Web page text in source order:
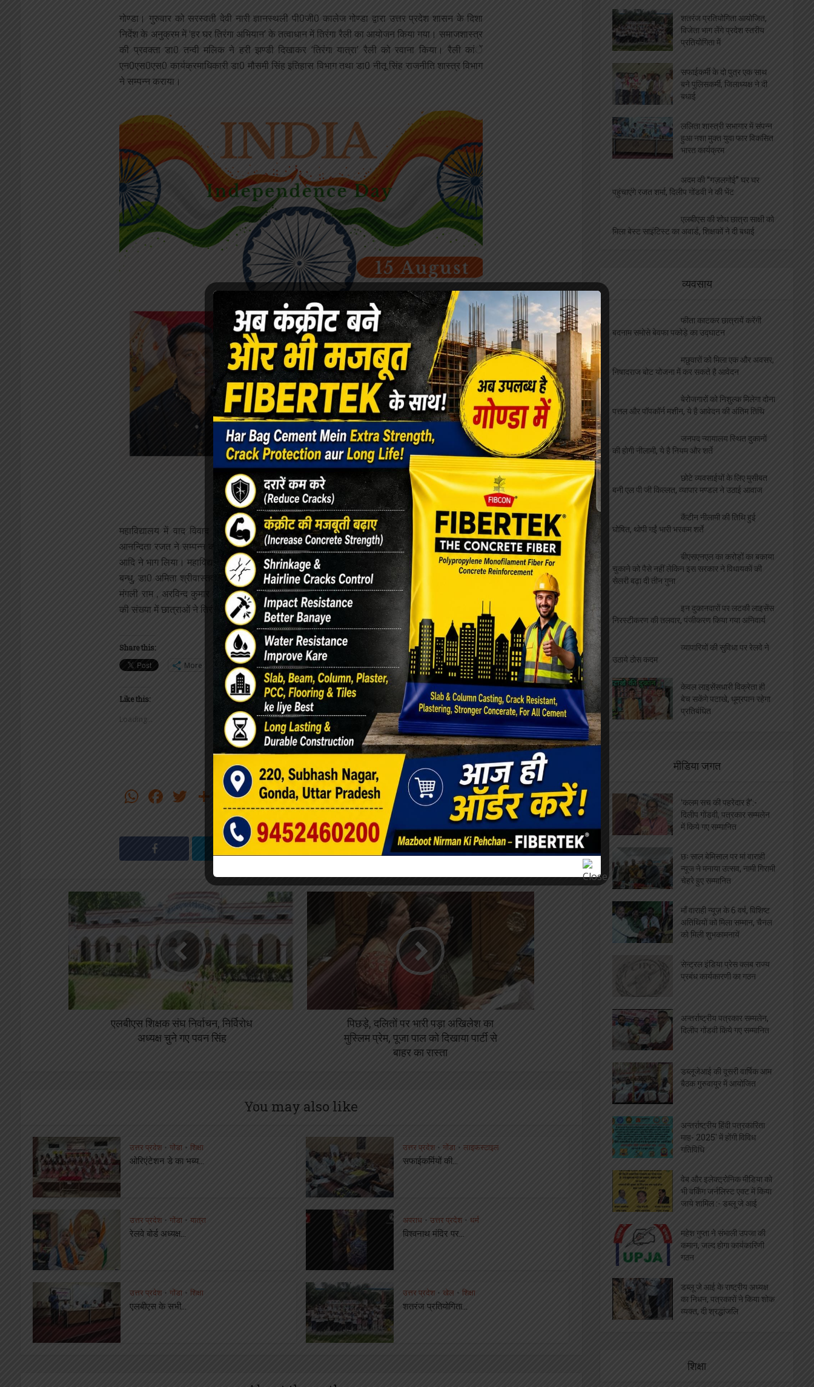
गोण्डा। गुरुवार को सरस्वती देवी नारी ज्ञानस्थली पी0जी0 कालेज गोण्डा द्वारा उत्तर प्रदेश शासन के दिशा
निर्देश के अनुक्रम में ‘हर घर तिरंगा अभियान’ के तत्वाधान में तिरंगा रैली का आयोजन किया गया। समाजशास्त्र
की प्रवक्ता डा0 तन्वी मलिक ने हरी झण्डी दिखाकर ‘तिरंगा यात्रा’ रैली को रवाना किया। रैली कांें
एन0एस0एस0 कार्यक्रमाधिकारी डा0 मौसमी सिंह इतिहास विभाग तथा डा0 नीतू सिंह राजनीति शास्त्र विभाग
ने सम्पन्न कराया।
महाविद्यालय में वाद विवाद प्रतियोगतिा का आयोजन किया गया जिसे महाविद्यालय की व्यवस्थापिका डा0
आनन्दिता रजत ने सम्पन्न कराया जिसमें खुशी अग्रवाल, उमरा, शिवानी पाण्डेय, काजल मिश्रा, पूर्णिमा शुक्ला
आदि ने भाग लिया। महाविद्यालय की प्राचार्या डा0 आरती श्रीवास्तव, डा0 नीलम छाबड़ा, चीफ प्राक्टर रंजना
बन्धु, डा0 अमिता श्रीवास्तव, डा0 विमला, अर्जुन कुमार चौबे, सुबेन्दु वर्मा, सुनीता मिश्रा, हिमांशी शुक्ला, नेहा,
मंगली राम , अरविन्द कुमार पाठक, मनोज सोनी, दिनेश कुमार मिश्रा, संतोष, दिनेश श्रीवास्तव सहित सैकड़ों
की संख्या में छात्राओं ने तिरंगा यात्रा में प्रतिभाग किया।
Share this:
More
Like this:
Loading...
WhatsApp
Facebook
Twitter
Share
एलबीएस शिक्षक संघ निर्वाचन, निर्विरोध
अध्यक्ष चुने गए पवन सिंह
पिछड़े, दलितों पर भारी पड़ा अखिलेश का
मुस्लिम प्रेम, पूजा पाल को दिखाया पार्टी से
बाहर का रास्ता
You may also like
उत्तर प्रदेश • गोंडा • शिक्षा
ओरिएंटेशन डे का भब्य...
उत्तर प्रदेश • गोंडा • लाइफस्टाइल
सफाईकर्मियों की...
उत्तर प्रदेश • गोंडा • यात्रा
रेलवे बोर्ड अध्यक्ष...
अपराध • उत्तर प्रदेश • धर्म
विश्वनाथ मंदिर पर...
उत्तर प्रदेश • गोंडा • शिक्षा
एलबीएस के सभी...
उत्तर प्रदेश • खेल • शिक्षा
शतरंज प्रतियोगिता...
रेलवे बोर्ड अध्यक्ष को मिला
कार्यकाल विस्तार, परामर्श दात्री
ने दी शुभकामनायें
विश्वनाथ मंदिर पर दलालों का
महिला से वसूले 4000, वीडियो
वायरल
दीक्षारम्भ” का भव्य कार्यक्रम
शतरंज प्रतियोगिता आयोजित,
विजेता भाग लेंगे प्रदेश स्तरीय
बने पुलिसकर्मी, जिलाध्यक्ष ने दी
ललिता शास्त्री सभागार में संपन्न
हुआ नशा मुक्त युवा फार विकसित
अदम की “गज़लगोई” घर घर
एलबीएस की शोध छात्रा साक्षी को
व्यवसाय
फीता काटकर छात्रायें करेंगी
बदनाम समोसे बेवफा पकोड़े का उद्घाटन
मछुवारों को मिला एक और अवसर,
निषादराज बोट योजना में कर सकते है आवेदन
पत्तल और पॉपकॉर्न मशीन, ये है आवेदन की अंतिम तिथि
की होगी नीलामी, ये है नियम और शर्ते
बनी एल पी जी किल्लत, व्यापार मण्डल ने उठाई आवाज
कैंटीन नीलामी की तिथि हुई
चुकाने को पैसे नहीं लेकिन इस सरकार ने विधायकों की
इन दुकानदारों पर लटकी लाइसेंस
निरस्टीकरण की तलवार, पंजीकरण किया गया अनिवार्य
उठाये ठोस कदम
केवल लाइसेंसधारी विक्रेता ही
प्रतिबंधित
मीडिया जगत
दिलीप गोंडवी, पत्रकार सम्मलेन
में किये गए सम्मानित
न्यूज ने मनाया उत्सव, नामी गिरामी
चेहरे हुए सम्मानित
अतिथियों को मिला सम्मान, चैनल
को मिली शुभकामनायें
प्रबंध कार्यकारणी का गठन
दिलीप गोंडवी किये गए सम्मानित
बैठक गुरुवायूर में आयोजित